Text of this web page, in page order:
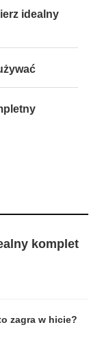
idealny
komplet
zagra w hicie?